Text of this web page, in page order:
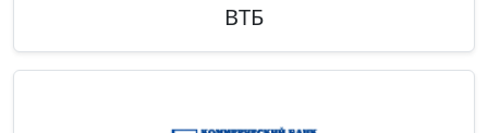
ВТБ